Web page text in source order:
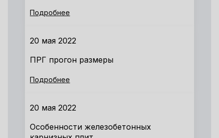
Подробнее
20 мая 2022
ПРГ прогон размеры
Подробнее
20 мая 2022
Особенности железобетонных